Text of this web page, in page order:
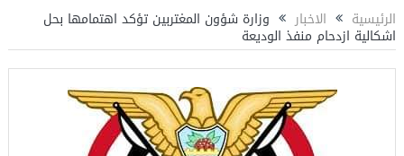
الرئيسية الاخبار وزارة شؤون المغتربين تؤكد اهتمامها بحل
اشكالية ازدحام منفذ الوديعة